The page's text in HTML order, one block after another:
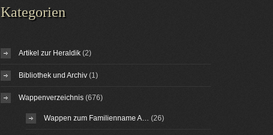
Kategorien
Artikel zur Heraldik(2)
Bibliothek und Archiv(1)
Wappenverzeichnis(676)
Wappen zum Familienname A… (26)